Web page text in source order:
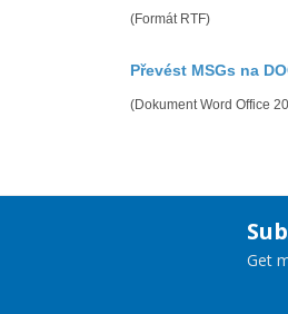
(Formát RTF)
Převést MSGs na
(Dokument Word Office
Get